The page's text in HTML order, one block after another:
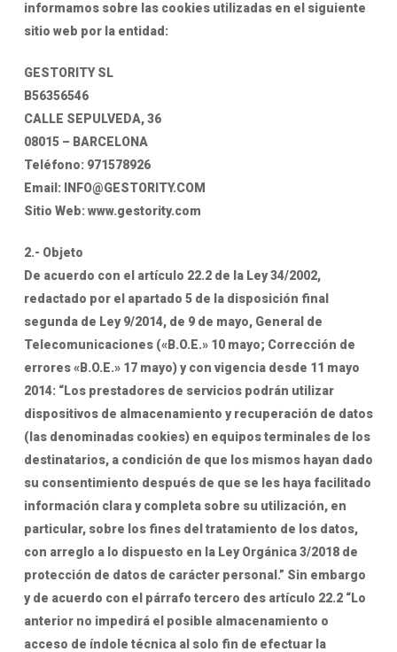
informamos sobre las cookies utilizadas en el siguiente
sitio web por la entidad:
GESTORITY SL
B56356546
CALLE SEPULVEDA, 36
08015 – BARCELONA
Teléfono: 971578926
Email: INFO@GESTORITY.COM
Sitio Web: www.gestority.com
2.- Objeto
De acuerdo con el artículo 22.2 de la Ley 34/2002,
redactado por el apartado 5 de la disposición final
segunda de Ley 9/2014, de 9 de mayo, General de
Telecomunicaciones («B.O.E.» 10 mayo; Corrección de
errores «B.O.E.» 17 mayo) y con vigencia desde 11 mayo
2014: “Los prestadores de servicios podrán utilizar
dispositivos de almacenamiento y recuperación de datos
(las denominadas cookies) en equipos terminales de los
destinatarios, a condición de que los mismos hayan dado
su consentimiento después de que se les haya facilitado
información clara y completa sobre su utilización, en
particular, sobre los fines del tratamiento de los datos,
con arreglo a lo dispuesto en la Ley Orgánica 3/2018 de
protección de datos de carácter personal.” Sin embargo
y de acuerdo con el párrafo tercero des artículo 22.2 “Lo
anterior no impedirá el posible almacenamiento o
acceso de índole técnica al solo fin de efectuar la